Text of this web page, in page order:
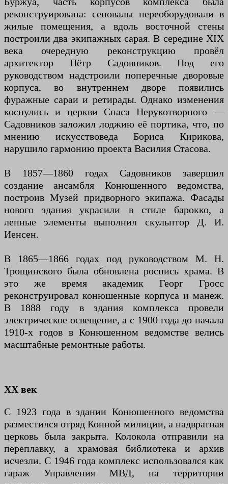
реконструирована: сеновалы переоборудовали в
жилые помещения, а вдоль восточной стены
построили два экипажных сарая. В середине XIX
века очередную реконструкцию провёл
архитектор Пётр Садовников. Под его
руководством надстроили поперечные дворовые
корпуса, во внутреннем дворе появились
фуражные сараи и ретирады. Однако изменения
коснулись и церкви Спаса Нерукотворного —
Садовников заложил лоджию её портика, что, по
мнению искусствоведа Бориса Кирикова,
нарушило гармонию проекта Василия Стасова.
В 1857—1860 годах Садовников завершил
создание ансамбля Конюшенного ведомства,
построив Музей придворного экипажа. Фасады
нового здания украсили в стиле барокко, а
лепные элементы выполнил скульптор Д. И.
Иенсен.
В 1865—1866 годах под руководством М. Н.
Трощинского была обновлена роспись храма. В
это же время академик Георг Гросс
реконструировал конюшенные корпуса и манеж.
В 1888 году в здания комплекса провели
электрическое освещение, а с 1900 года до начала
1910-х годов в Конюшенном ведомстве велись
масштабные ремонтные работы.
XX век
С 1923 года в здании Конюшенного ведомства
разместился отряд Конной милиции, а надвратная
церковь была закрыта. Колокола отправили на
переплавку, а храмовая библиотека и архив
исчезли. С 1946 года комплекс использовался как
гараж Управления МВД, на территории